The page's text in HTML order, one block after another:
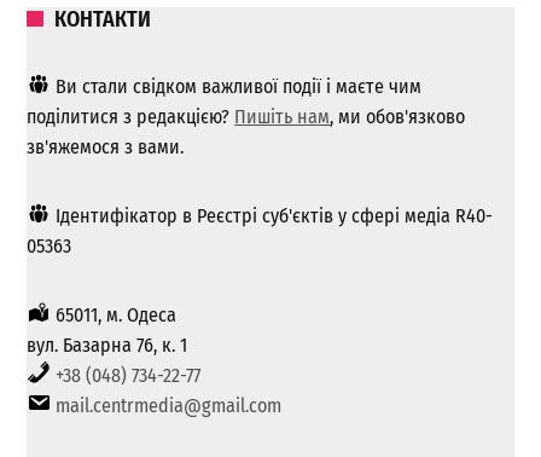
КОНТАКТИ
Ви стали свідком важливої ​​події і маєте чим
поділитися з редакцією? Пишіть нам, ми обов'язково
зв'яжемося з вами.
Ідентифікатор в Реєстрі суб'єктів у сфері медіа R40-
05363
65011, м. Одеса
вул. Базарна 76, к. 1
+38 (048) 734-22-77
mail.centrmedia@gmail.com